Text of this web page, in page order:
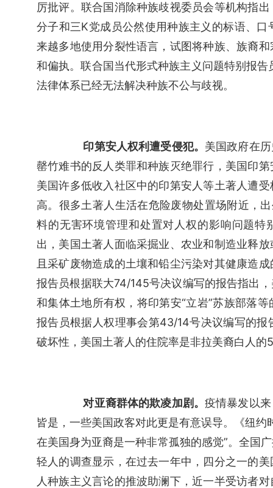
厉批评。联合国消除种族歧视委员会等机构指
分子和三K党成员公然使用种族主义的标语、
来越多地使用分裂性语言，试图将种族、族裔
和偏执。联合国当代形式种族主义问题特别报
法律体系已经无法解决种族不公与歧视。
印第安人权利遭受侵犯。 美国政府在
罄竹难书的反人类罪和种族灭绝罪行，美国印
美国许多低收入社区中的印第安人等土著人遭
高。很多土著人生活在危险废物处置场附近，
料的无害环境管理和处置对人权的影响问题
出，美国土著人面临采掘业、农业和制造业释
且采矿废物造成的土壤和铅尘污染对其健康造
报告员根据联大74/145号决议编写的报告指出
和集体土地所有权，将印第安“立岩”苏族部落
报告员根据人权理事会第43/14号决议编写的
破坏性，美国土著人的住院率是非拉美裔白人的
对亚裔群体的欺凌加剧。 疫情暴发以
皆是，一些美国政客对此更是有意误导。《纽
在美国身为亚裔是一种非常孤独的感觉”。全国
轻人的调查显示，在过去一年中，四分之一的
人种族主义言论的推波助澜下，近一半受访者